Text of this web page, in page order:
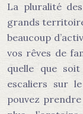
La pluralité
grands
beaucoup
vos rêves de
quelle que
escaliers sur
pouvez